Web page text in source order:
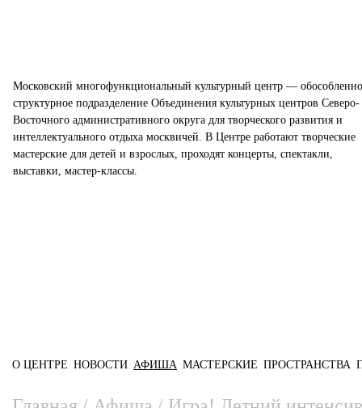
Московский многофункциональный культурный центр —
структурное подразделение Объединения культурных центров Северо-
Восточного административного округа для творческого развития и
интеллектуального отдыха москвичей. В Центре работают творческие
мастерские для детей и взрослых, проходят концерты, спектакли,
выставки, мастер-классы.
Главное меню
О ЦЕНТРЕ НОВОСТИ АФИША МАСТЕРСКИЕ ПРОСТРАНСТВА
Вы здесь